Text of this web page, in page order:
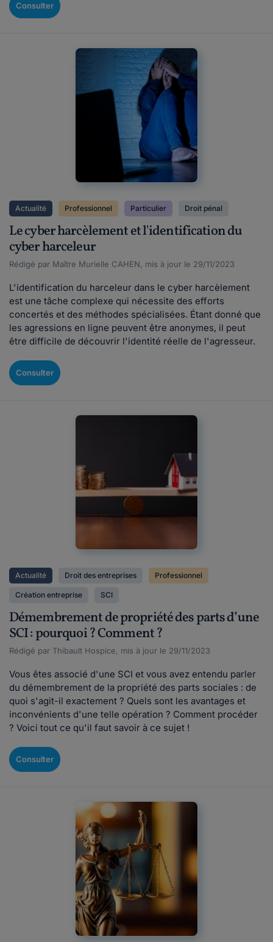
Consulter
Actualité Professionnel Particulier Droit pénal
Le cyber harcèlement et l'identification du
cyber harceleur
Rédigé par Maître Murielle CAHEN, mis à jour le 29/11/2023
L'identification du harceleur dans le cyber harcèlement
est une tâche complexe qui nécessite des efforts
concertés et des méthodes spécialisées. Étant donné que
les agressions en ligne peuvent être anonymes, il peut
être difficile de découvrir l'identité réelle de l'agresseur.
Consulter
Actualité Droit des entreprises Professionnel
Création entreprise SCI
Démembrement de propriété des parts d’une
SCI : pourquoi ? Comment ?
Rédigé par Thibault Hospice, mis à jour le 29/11/2023
Vous êtes associé d'une SCI et vous avez entendu parler
du démembrement de la propriété des parts sociales : de
quoi s'agit-il exactement ? Quels sont les avantages et
inconvénients d'une telle opération ? Comment procéder
? Voici tout ce qu'il faut savoir à ce sujet !
Consulter